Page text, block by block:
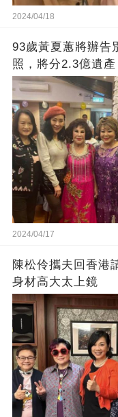
2024/04/18
93歲黃夏蕙將辦告
照，將分2.3億遺產
2024/04/17
陳松伶攜夫回香港
身材高大太上鏡